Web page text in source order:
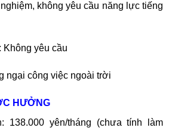
không yêu cầu năng lực tiếng
Không yêu cầu
ngại công việc ngoài trời
HƯỞNG
138.000 yên/tháng (chưa tính làm